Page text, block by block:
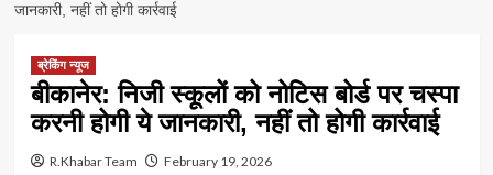
जानकारी, नहीं तो होगी कार्रवाई
ब्रेकिंग न्यूज
बीकानेर: निजी स्कूलों को नोटिस बोर्ड पर चस्पा
करनी होगी ये जानकारी, नहीं तो होगी कार्रवाई
R.Khabar Team February 19, 2026